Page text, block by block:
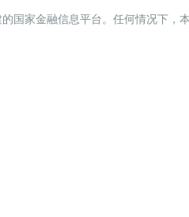
国家金融信息平台。任何情况下，